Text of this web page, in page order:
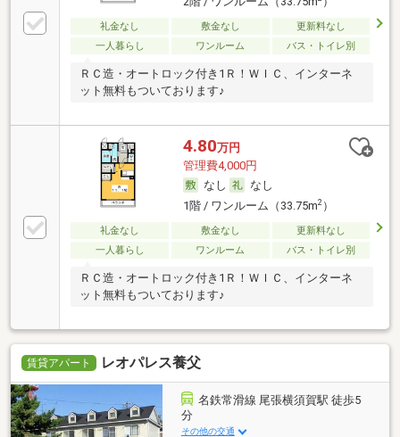
礼金なし 敷金なし
更新料なし
一人暮らし
ワンルーム バス・トイレ別
ＲＣ造・オートロック付き1Ｒ！ＷＩＣ、インターネ
ット無料もついております♪
4.80万円
管理費4,000円
なし
なし
1階 / ワンルーム（33.75m2）
礼金なし 敷金なし
更新料なし
一人暮らし
ワンルーム バス・トイレ別
ＲＣ造・オートロック付き1Ｒ！ＷＩＣ、インターネ
ット無料もついております♪
賃貸アパート レオパレス養父
名鉄常滑線 尾張横須賀駅 徒歩5
分
その他の交通